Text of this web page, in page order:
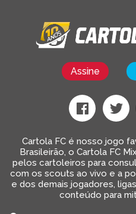
Assine
Cartola FC é nosso jogo
Brasileirão, o Cartola FC
pelos cartoleiros para
com os scouts ao vivo e a
e dos demais jogadores,
conteúdo para